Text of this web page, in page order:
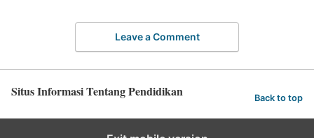
Leave a Comment
Situs Informasi Tentang Pendidikan Back to top